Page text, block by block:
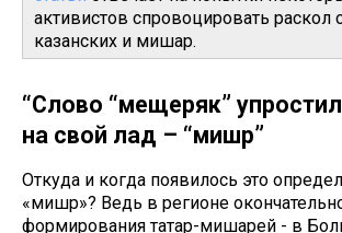
активистов спровоцировать раскол
казанских и мишар.
“Слово “мещеряк”
на свой лад – “мишәр”
Откуда и когда появилось это
«мишәр»? Ведь в регионе
формирования татар-мишарей - в